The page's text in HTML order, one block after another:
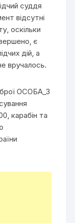
суддя
відсутні
оскільки
є
дій, а
вручалось.
ОСОБА_3
карабін та